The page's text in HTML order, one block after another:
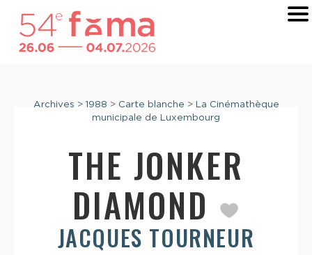
Archives > 1988 > Carte blanche > La Cinémathèque
municipale de Luxembourg
THE JONKER
DIAMOND
JACQUES TOURNEUR